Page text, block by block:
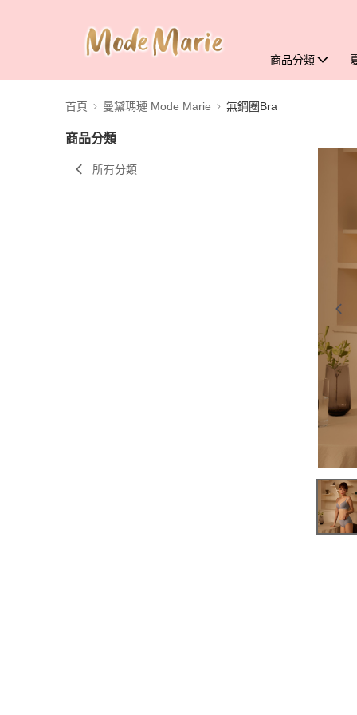
商品分類
首頁 曼黛瑪璉 Mode Marie 無鋼圈Bra
商品分類
所有分類